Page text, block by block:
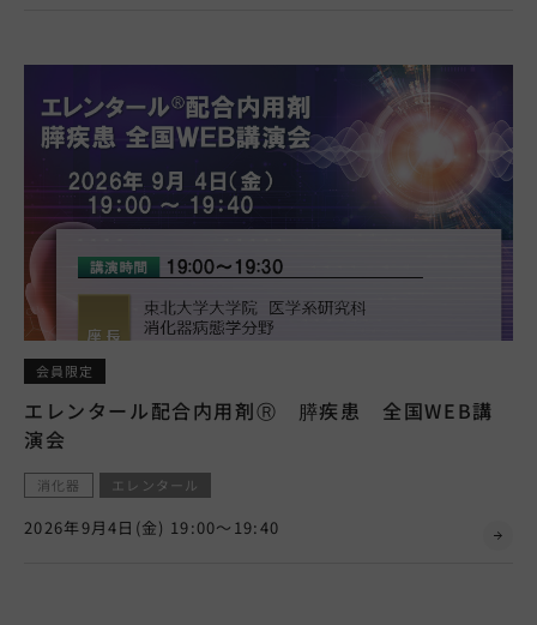
会員限定
エレンタール配合内用剤Ⓡ 膵疾患 全国WEB講
演会
消化器 エレンタール
2026年9月4日(金) 19:00～19:40